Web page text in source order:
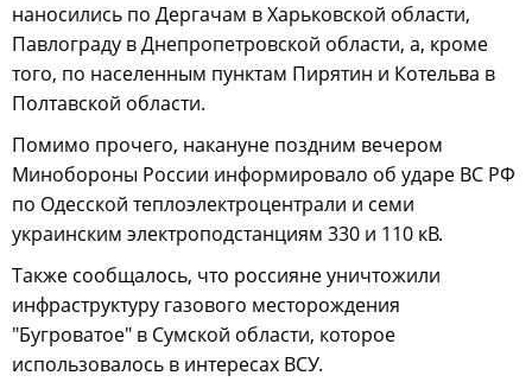
наносились по Дергачам в Харьковской области,
Павлограду в Днепропетровской области, а, кроме
того, по населенным пунктам Пирятин и Котельва в
Полтавской области.
Помимо прочего, накануне поздним вечером
Минобороны России информировало об ударе ВС РФ
по Одесской теплоэлектроцентрали и семи
украинским электроподстанциям 330 и 110 кВ.
Также сообщалось, что россияне уничтожили
инфраструктуру газового месторождения
"Бугроватое" в Сумской области, которое
использовалось в интересах ВСУ.